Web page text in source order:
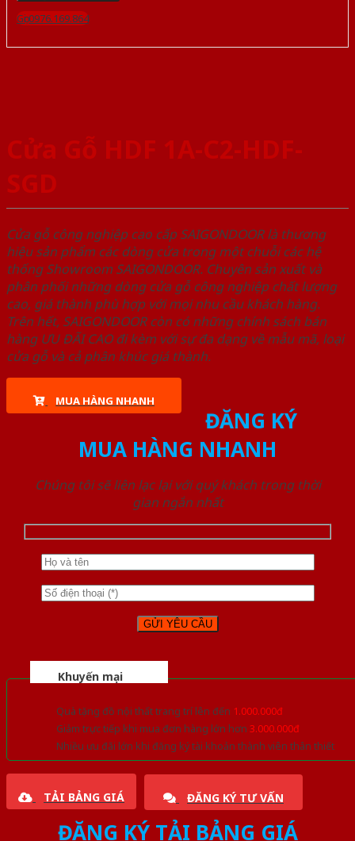
Gọi 0976.169.864
Cửa Gỗ HDF 1A-C2-HDF-
SGD
Cửa gỗ công nghiệp cao cấp SAIGONDOOR là thương
hiệu sản phẩm các dòng cửa trong một chuỗi các hệ
thống Showroom SAIGONDOOR. Chuyên sản xuất và
phân phối những dòng cửa gỗ công nghiệp chất lượng
cao, giá thành phù hợp với mọi nhu cầu khách hàng.
Trên hết, SAIGONDOOR còn có những chính sách bán
hàng ƯU ĐÃI CAO đi kèm với sự đa dạng về mẫu mã, loại
cửa gỗ và cả phân khúc giá thành.
MUA HÀNG NHANH
ĐĂNG KÝ
MUA HÀNG NHANH
Chúng tôi sẽ liên lạc lại với quý khách trong thời
gian ngắn nhất
Khuyến mại
Quà tặng đồ nội thất trang trí lên đến 1.000.000đ
Giảm trực tiếp khi mua đơn hàng lớn hơn 3.000.000đ
Nhiều ưu đãi lớn khi đăng ký tài khoản thành viên thân thiết
TẢI BẢNG GIÁ ĐĂNG KÝ TƯ VẤN
ĐĂNG KÝ TẢI BẢNG GIÁ